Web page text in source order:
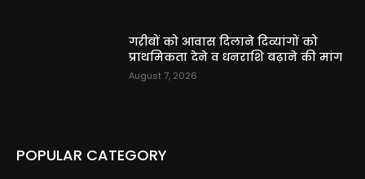
गरीबों को आवास दिलाने दिव्यांगों को
प्राथमिकता देने व धनराशि बढ़ाने की मांग
August 7, 2026
POPULAR CATEGORY